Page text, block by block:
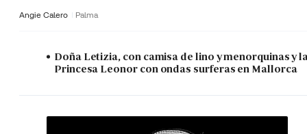
Angie Calero Palma
Doña Letizia, con camisa de lino y menorquinas y
Princesa Leonor con ondas surferas en Mallorca